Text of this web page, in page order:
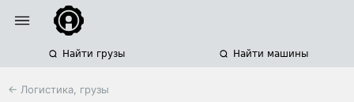
Найти грузы Найти машины
← Логистика, грузы